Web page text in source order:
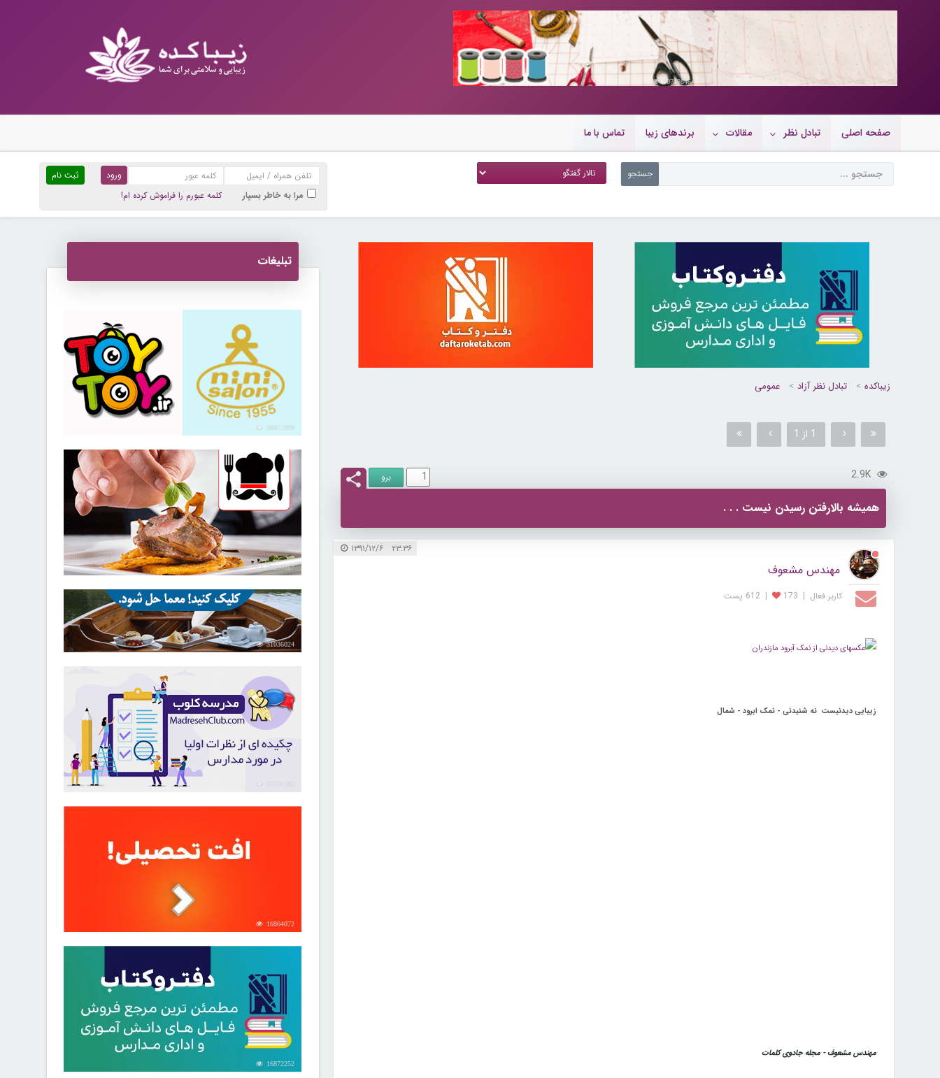
10719846
صفحه اصلی تبادل نظر مقالات برندهای زیبا تماس با ما
ثبت نام
مرا به خاطر بسپار
کلمه عبورم را فراموش کرده ام!
زیباکده تبادل نظر آزاد عمومی
1 از 1
2.9K
همیشه بالارفتن رسیدن نیست . . .
۲۳:۳۶ ۱۳۹۱/۱۲/۶
مهندس مشعوف
کاربر فعال |
173
| 612 پست
زیبایی دیدنیست نه شنیدنی - نمک ابرود - شمال
مهندس مشعوف - مجله جادوی کلمات
تبلیغات
30811999
30250867
31036024
16864072
16872252